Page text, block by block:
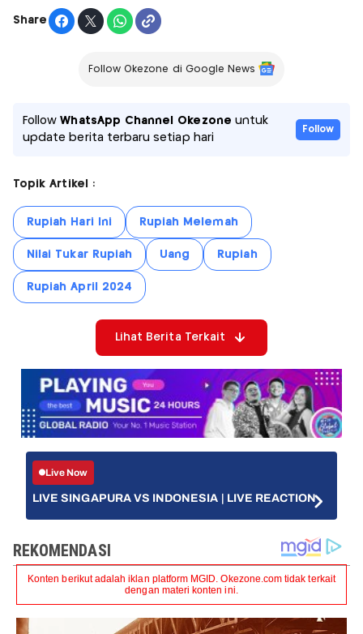
Share
Follow Okezone di Google News
FollowWhatsApp Channel Okezone untuk
update berita terbaru setiap hari
Follow
Topik Artikel :
Rupiah Hari Ini Rupiah Melemah
Nilai Tukar Rupiah Uang Rupiah
Rupiah April 2024
Lihat Berita Terkait
Live Now
LIVE SINGAPURA VS INDONESIA | LIVE REACTION